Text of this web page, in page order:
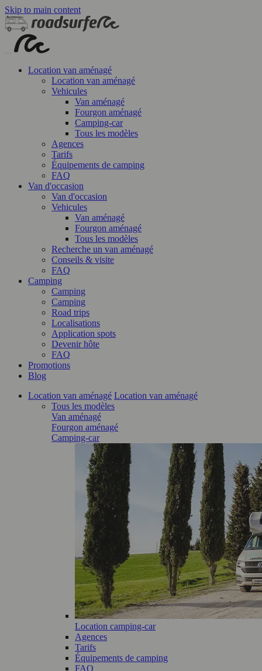
Skip to main content
Location van aménagé
Location van aménagé
Vehicules
Van aménagé
Fourgon aménagé
Camping-car
Tous les modèles
Agences
Tarifs
Équipements de camping
FAQ
Van d'occasion
Van d'occasion
Vehicules
Van aménagé
Fourgon aménagé
Tous les modèles
Recherche un van aménagé
Conseils & visite
FAQ
Camping
Camping
Camping
Road trips
Localisations
Application spots
Devenir hôte
FAQ
Promotions
Blog
Location van aménagé Location van aménagé
Tous les modèles
Van aménagé
Fourgon aménagé
Camping-car
Location camping-car
Agences
Tarifs
Équipements de camping
FAQ